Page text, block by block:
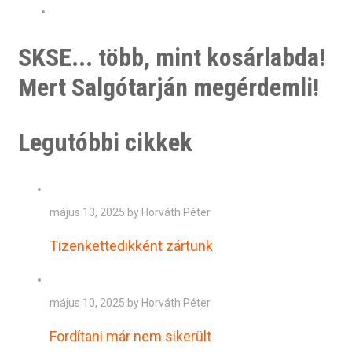
SKSE... több, mint kosárlabda!
Mert Salgótarján megérdemli!
Legutóbbi cikkek
május 13, 2025 by Horváth Péter
Tizenkettedikként zártunk
május 10, 2025 by Horváth Péter
Fordítani már nem sikerült